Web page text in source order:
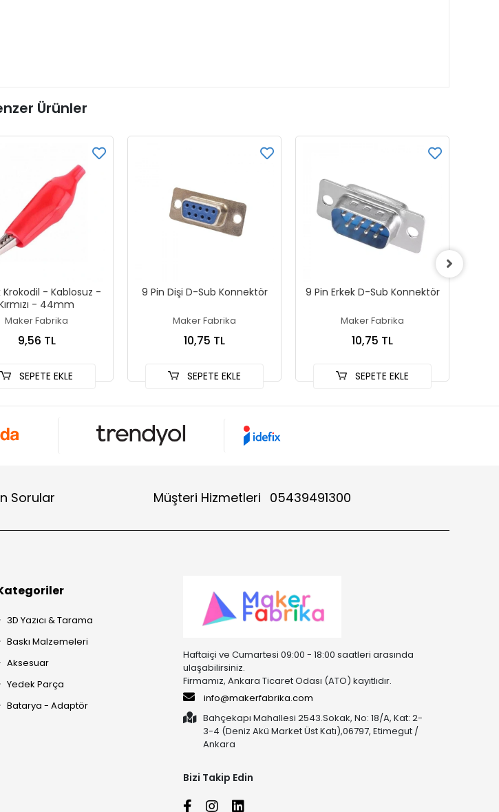
Ürünler
Krokodil - Kablosuz -
- 44mm
Maker Fabrika
9,56 TL
SEPETE EKLE
9 Pin Dişi D-Sub Konnektör
Maker Fabrika
10,75 TL
SEPETE EKLE
9 Pin Erkek D-Sub Konnektör
Maker Fabrika
10,75 TL
SEPETE EKLE
Sorular Müşteri Hizmetleri 05439491300
3D Yazıcı & Tarama
Baskı Malzemeleri
Aksesuar
Yedek Parça
Batarya - Adaptör
Haftaiçi ve Cumartesi 09:00 - 18:00 saatleri arasında
ulaşabilirsiniz.
Firmamız, Ankara Ticaret Odası (ATO) kayıtlıdır.
info@makerfabrika.com
Bahçekapı Mahallesi 2543.Sokak, No: 18/A, Kat: 2-
3-4 (Deniz Akü Market Üst Katı),06797, Etimegut /
Ankara
Bizi Takip Edin